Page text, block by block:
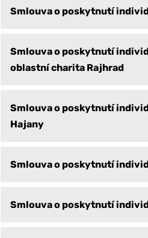
Smlouva o poskytnutí
Smlouva o poskytnutí
oblastní charita Rajhrad
Smlouva o poskytnutí
Hajany
Smlouva o poskytnutí
Smlouva o poskytnutí